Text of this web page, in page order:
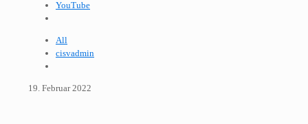
YouTube
All
cisvadmin
19. Februar 2022